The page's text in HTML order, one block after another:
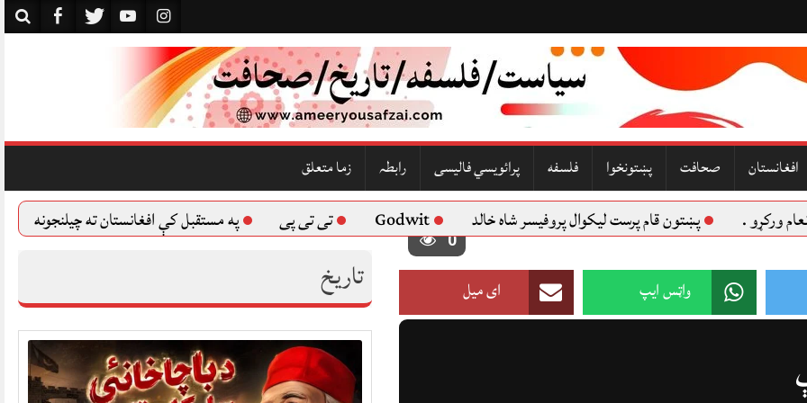
افغانستان صحافت پښتونخوا فلسفه پرائویسي فالیسی رابطہ زما متعلق
. پښتون قام پرست لیکوال پروفیسر شاه خالد Godwit تی تی پی په مستقبل کې افغانستان ته چیلنجونه د
تاريخ
0
واټس ایپ ای میل